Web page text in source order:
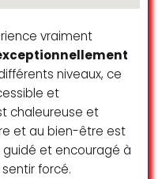
d’ostéopathie. J’ai
fois en quelques
ostéopathes
étaient
haute qualité. Les
font toute en
Je
hésiter ma
ces professionnels.
chaleureusement
vraiment
niveaux, ce
et
chaleureuse et
et au bien-être est
et encouragé à
forcé.